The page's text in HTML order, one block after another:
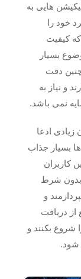
هایی به
خود را
که کیفیت
بسیار
دقت
و نیاز به
نمی باشد.
ادعا
بسیار جذاب
کاربران
بدون شرط
و
از دریافت
بکنند و
شود.